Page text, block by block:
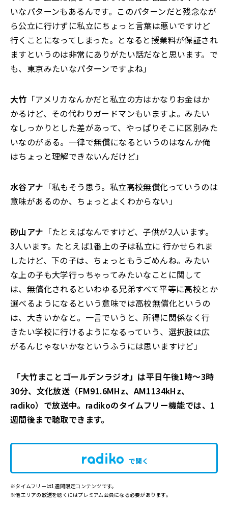
いなパターンもあるんです。このパターンだと残念なが
ら公立に行けずに私立にちょっと言葉は悪いですけど
行くことになってしまった。となると授業料が保証され
ますというのは非常にありがたい話だなと思います。で
も、東京みたいなパターンですよね」
大竹 「アメリカなんかだと私立の方はかなりお金はか
かるけど、その代わりガードマンもいますよ。みたい
なしっかりとした差があって、やっぱりそこに区別みた
いなのがある。一律で無償になるというのはなんか俺
はちょっと理解できないんだけど」
水谷アナ 「私もそう思う。私立高校無償化っていうのは
意味があるのか、ちょっとよくわからない」
砂山アナ 「たとえばなんですけど、子供が2人います。
3人います。たとえば1番上の子は私立に 行かせられま
したけど、下の子は、ちょっともうごめんね。みたい
な上の子も大学行っちゃってみたいなことに関して
は、無償化されるといわゆる兄弟すべて平等に高校とか
選べるようになるという意味では高校無償化というの
は、大きいかなと。一言でいうと、所得に関係なく行
きたい学校に行けるようになるっていう、選択肢は広
がるんじゃないかなというふうには思いますけど」
「大竹まことゴールデンラジオ」は平日午後1時～3時
30分、文化放送（FM91.6MHz、AM1134kHz、
radiko）で放送中。radikoのタイムフリー機能では、1
週間後まで聴取できます。
で開く
※タイムフリーは1週間限定コンテンツです。
※他エリアの放送を聴くにはプレミアム会員になる必要があります。